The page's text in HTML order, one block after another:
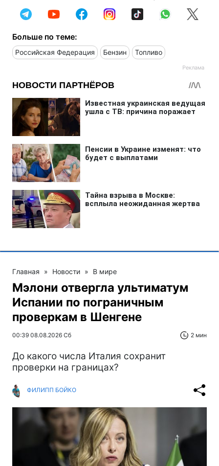
Больше по теме:
Российская Федерация Бензин Топливо
Главная » Новости » В мире
Мэлони отвергла ультиматум
Испании по пограничным
проверкам в Шенгене
00:39 08.08.2026 Сб 2 мин
До какого числа Италия сохранит
проверки на границах?
ФИЛИПП БОЙКО